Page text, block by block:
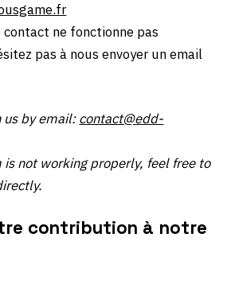
ne fonctionne pas
pas à nous envoyer un email
us by email:contact@edd-
not working properly, feel free to
contribution à notre